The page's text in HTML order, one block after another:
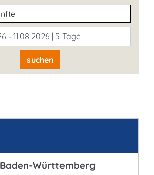
- 11.08.2026 | 5 Tage
suchen
Baden-Württemberg